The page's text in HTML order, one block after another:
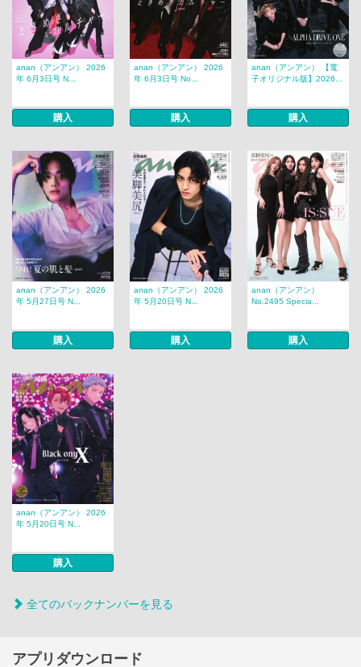
anan（アンアン） 2026
年 6月3日号 N...
購入
anan（アンアン） 2026
年 6月3日号 No...
購入
anan（アンアン） 【電
子オリジナル版】2026...
購入
anan（アンアン） 2026
年 5月27日号 N...
購入
anan（アンアン） 2026
年 5月20日号 N...
購入
anan（アンアン）
No.2495 Specia...
購入
anan（アンアン） 2026
年 5月20日号 N...
購入
全てのバックナンバーを見る
アプリダウンロード